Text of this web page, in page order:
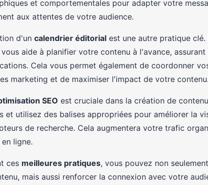
et comportementales pour adapter votre
aux attentes de votre audience.
d'un calendrier éditorial est une autre pratique
aide à planifier votre contenu à l'avance,
Cela vous permet également de coordonner
marketing et de maximiser l'impact de votre contenu.
SEO est cruciale dans la création de
et utilisez des balises appropriées pour améliorer la
de recherche. Cela augmentera votre trafic
ligne.
ces meilleures pratiques, vous pouvez non
mais aussi renforcer la connexion avec votre